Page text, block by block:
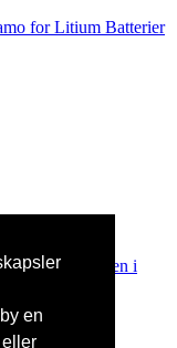
en
for Litium Batterier
vakreste naturen i